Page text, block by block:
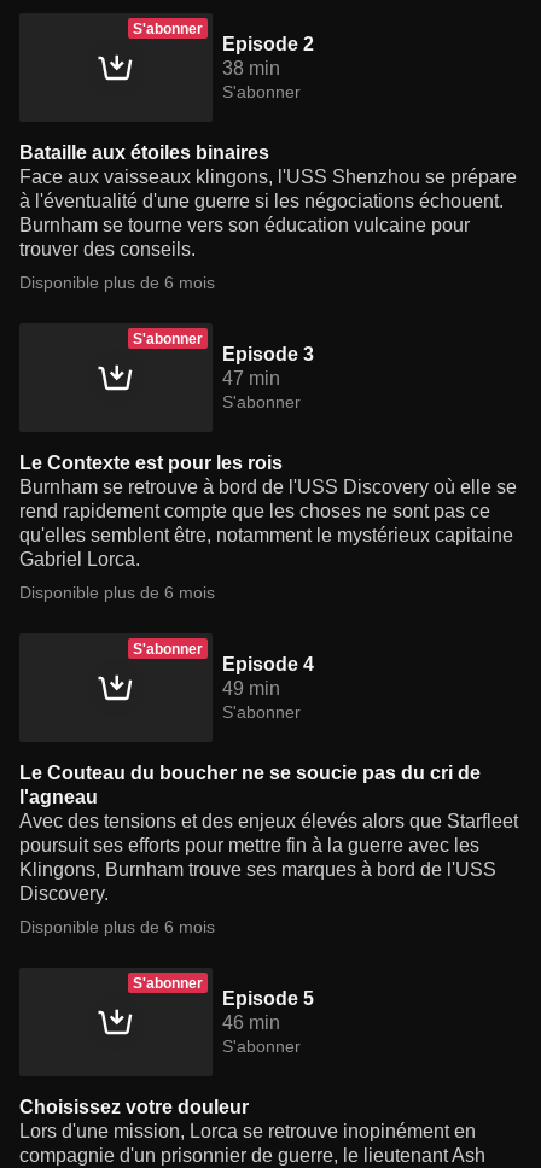
S'abonner
Episode 2
38 min
S'abonner
Bataille aux étoiles binaires
Face aux vaisseaux klingons, l'USS Shenzhou se prépare
à l'éventualité d'une guerre si les négociations échouent.
Burnham se tourne vers son éducation vulcaine pour
trouver des conseils.
Disponible plus de 6 mois
S'abonner
Episode 3
47 min
S'abonner
Le Contexte est pour les rois
Burnham se retrouve à bord de l'USS Discovery où elle se
rend rapidement compte que les choses ne sont pas ce
qu'elles semblent être, notamment le mystérieux capitaine
Gabriel Lorca.
Disponible plus de 6 mois
S'abonner
Episode 4
49 min
S'abonner
Le Couteau du boucher ne se soucie pas du cri de
l'agneau
Avec des tensions et des enjeux élevés alors que Starfleet
poursuit ses efforts pour mettre fin à la guerre avec les
Klingons, Burnham trouve ses marques à bord de l'USS
Discovery.
Disponible plus de 6 mois
S'abonner
Episode 5
46 min
S'abonner
Choisissez votre douleur
Lors d'une mission, Lorca se retrouve inopinément en
compagnie d'un prisonnier de guerre, le lieutenant Ash